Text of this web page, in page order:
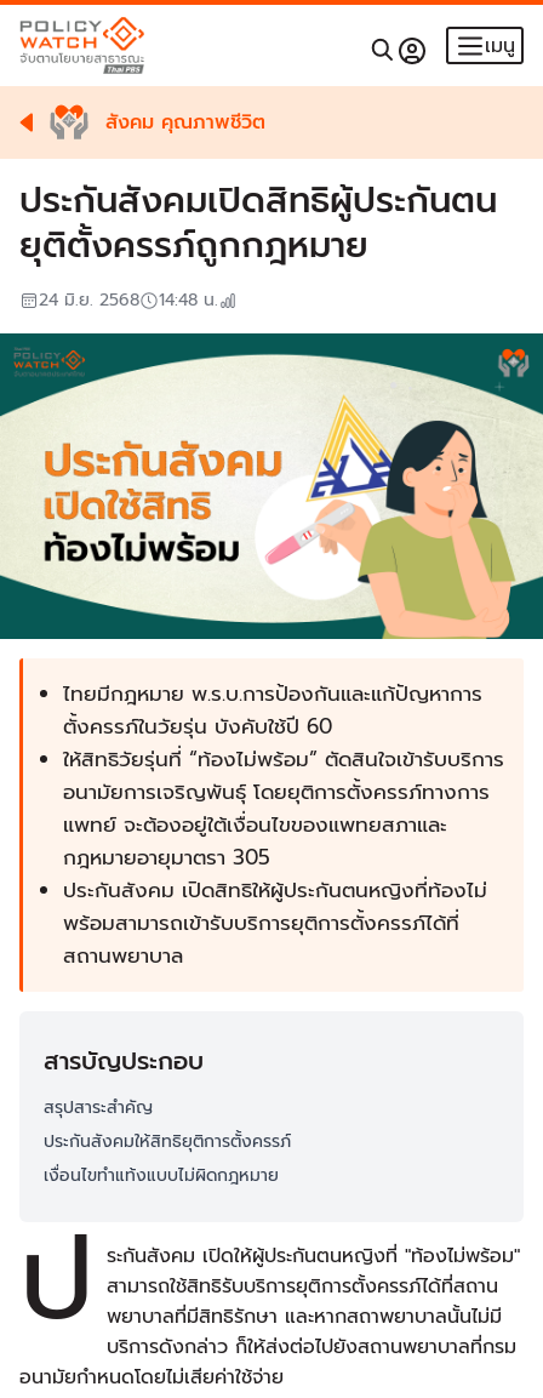
เมนู
สังคม คุณภาพชีวิต
ประกันสังคมเปิดสิทธิผู้ประกันตน
ยุติตั้งครรภ์ถูกกฎหมาย
24 มิ.ย. 2568 14:48 น.
ไทยมีกฎหมาย พ.ร.บ.การป้องกันและแก้ปัญหาการ
ตั้งครรภ์ในวัยรุ่น บังคับใช้ปี 60
ให้สิทธิวัยรุ่นที่ “ท้องไม่พร้อม” ตัดสินใจเข้ารับบริการ
อนามัยการเจริญพันธุ์ โดยยุติการตั้งครรภ์ทางการ
แพทย์ จะต้องอยู่ใต้เงื่อนไขของแพทยสภาและ
กฎหมายอายุมาตรา 305
ประกันสังคม เปิดสิทธิให้ผู้ประกันตนหญิงที่ท้องไม่
พร้อมสามารถเข้ารับบริการยุติการตั้งครรภ์ได้ที่
สถานพยาบาล
สารบัญประกอบ
สรุปสาระสำคัญ
ประกันสังคมให้สิทธิยุติการตั้งครรภ์
เงื่อนไขทำแท้งแบบไม่ผิดกฎหมาย
ป
ระกันสังคม เปิดให้ผู้ประกันตนหญิงที่ "ท้องไม่พร้อม"
สามารถใช้สิทธิรับบริการยุติการตั้งครรภ์ได้ที่สถาน
พยาบาลที่มีสิทธิรักษา และหากสถาพยาบาลนั้นไม่มี
บริการดังกล่าว ก็ให้ส่งต่อไปยังสถานพยาบาลที่กรม
อนามัยกำหนดโดยไม่เสียค่าใช้จ่าย